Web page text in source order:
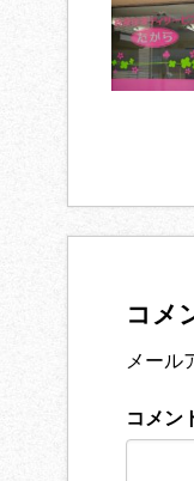
コメ
メール
コメン